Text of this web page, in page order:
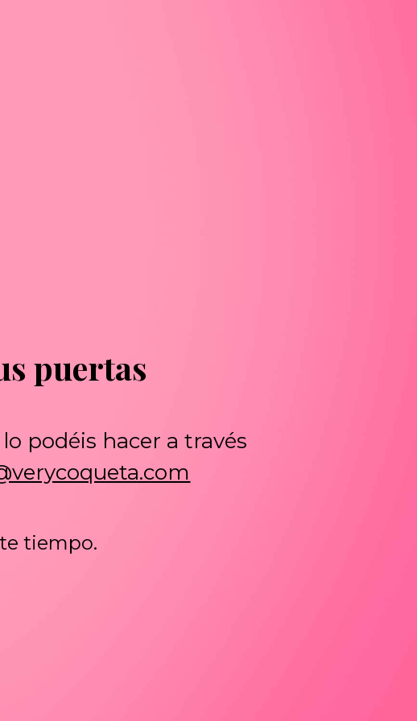
puertas
podéis hacer a través
tiempo.